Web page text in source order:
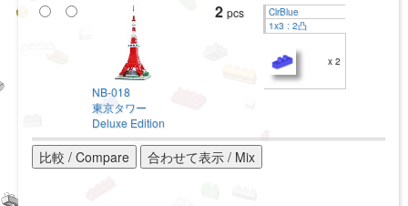
NB-018
東京タワー
Deluxe Edition
2 pcs
ClrBlue
1x3 : 2凸
x 2
比較 / Compare 合わせて表示 / Mix